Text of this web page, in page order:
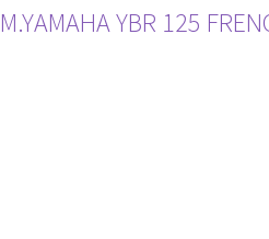
YBR 125